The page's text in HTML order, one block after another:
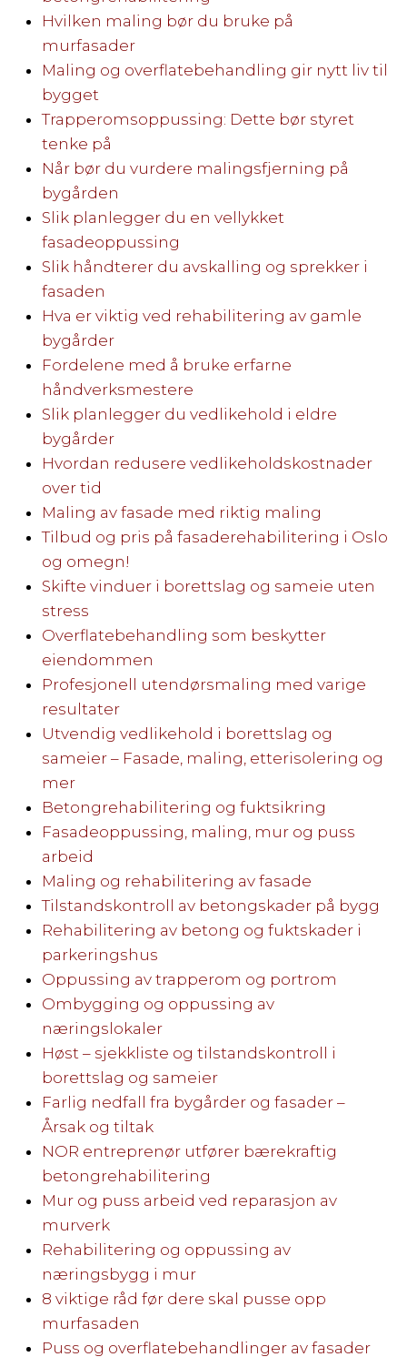
Hvilken maling bør du bruke på
murfasader
Maling og overflatebehandling gir nytt liv til
bygget
Trapperomsoppussing: Dette bør styret
tenke på
Når bør du vurdere malingsfjerning på
bygården
Slik planlegger du en vellykket
fasadeoppussing
Slik håndterer du avskalling og sprekker i
fasaden
Hva er viktig ved rehabilitering av gamle
bygårder
Fordelene med å bruke erfarne
håndverksmestere
Slik planlegger du vedlikehold i eldre
bygårder
Hvordan redusere vedlikeholdskostnader
over tid
Maling av fasade med riktig maling
Tilbud og pris på fasaderehabilitering i Oslo
og omegn!
Skifte vinduer i borettslag og sameie uten
stress
Overflatebehandling som beskytter
eiendommen
Profesjonell utendørsmaling med varige
resultater
Utvendig vedlikehold i borettslag og
sameier – Fasade, maling, etterisolering og
mer
Betongrehabilitering og fuktsikring
Fasadeoppussing, maling, mur og puss
arbeid
Maling og rehabilitering av fasade
Tilstandskontroll av betongskader på bygg
Rehabilitering av betong og fuktskader i
parkeringshus
Oppussing av trapperom og portrom
Ombygging og oppussing av
næringslokaler
Høst – sjekkliste og tilstandskontroll i
borettslag og sameier
Farlig nedfall fra bygårder og fasader –
Årsak og tiltak
NOR entreprenør utfører bærekraftig
betongrehabilitering
Mur og puss arbeid ved reparasjon av
murverk
Rehabilitering og oppussing av
næringsbygg i mur
8 viktige råd før dere skal pusse opp
murfasaden
Puss og overflatebehandlinger av fasader